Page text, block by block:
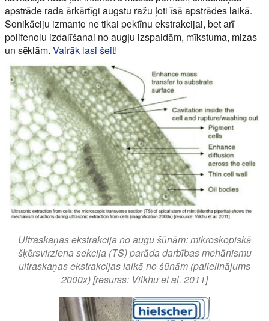
apstrāde rada ārkārtīgi augstu ražu ļoti īsā apstrādes laikā.
Sonikāciju izmanto ne tikai pektīnu ekstrakcijai, bet arī
polifenolu izdalīšanai no augļu izspaidām, mīkstuma, mizas
un sēklām. Vairāk lasi šeit!
Ultraskaņas ekstrakcija no augu šūnām: mikroskopiskā
šķērsvirziena sekcija (TS) parāda darbības mehānismu
ultraskaņas ekstrakcijas laikā no šūnām (palielinājums
2000x) [resurss: Vilkhu et al. 2011]